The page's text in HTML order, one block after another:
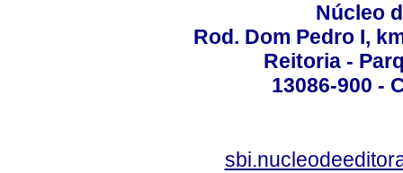
Núcleo
Rod. Dom Pedro I,
Reitoria -
13086-900 -